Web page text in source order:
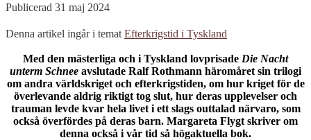
Publicerad 31 maj 2024
Denna artikel ingår i temat Efterkrigstid i Tyskland
Med den mästerliga och i Tyskland lovprisade Die Nacht
unterm Schnee avslutade Ralf Rothmann häromåret sin trilogi
om andra världskriget och efterkrigstiden, om hur kriget för de
överlevande aldrig riktigt tog slut, hur deras upplevelser och
trauman levde kvar hela livet i ett slags outtalad närvaro, som
också överfördes på deras barn. Margareta Flygt skriver om
denna också i vår tid så högaktuella bok.